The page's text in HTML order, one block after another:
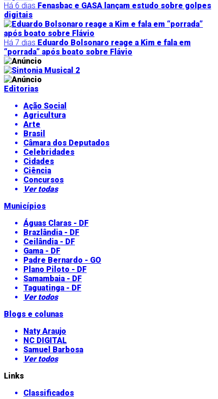
Há 6 dias Fenasbac e GASA lançam estudo sobre golpes
digitais
Há 7 dias Eduardo Bolsonaro reage a Kim e fala em
“porrada” após boato sobre Flávio
Editorias
Ação Social
Agricultura
Arte
Brasil
Câmara dos Deputados
Celebridades
Cidades
Ciência
Concursos
Ver todas
Municípios
Águas Claras - DF
Brazlândia - DF
Ceilândia - DF
Gama - DF
Padre Bernardo - GO
Plano Piloto - DF
Samambaia - DF
Taguatinga - DF
Ver todos
Blogs e colunas
Naty Araujo
NC DIGITAL
Samuel Barbosa
Ver todos
Links
Classificados